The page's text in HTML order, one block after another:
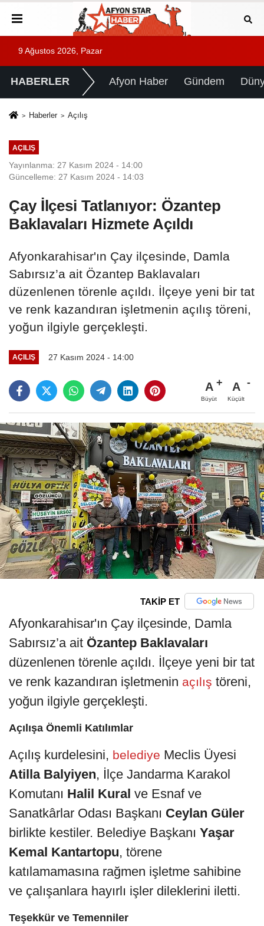
9 Ağustos 2026, Pazar
HABERLER Afyon Haber Gündem
Haberler Açılış
AÇILIŞ
Yayınlanma: 27 Kasım 2024 - 14:00
Güncelleme: 27 Kasım 2024 - 14:03
Çay İlçesi Tatlanıyor: Özantep
Baklavaları Hizmete Açıldı
Afyonkarahisar'ın Çay ilçesinde, Damla
Sabırsız’a ait Özantep Baklavaları
düzenlenen törenle açıldı. İlçeye yeni bir tat
ve renk kazandıran işletmenin açılış töreni,
yoğun ilgiyle gerçekleşti.
AÇILIŞ 27 Kasım 2024 - 14:00
A
Büyüt
A
Küçült
TAKİP ET
Afyonkarahisar'ın Çay ilçesinde, Damla
Sabırsız’a ait Özantep Baklavaları
düzenlenen törenle açıldı. İlçeye yeni bir tat
ve renk kazandıran işletmenin açılış töreni,
yoğun ilgiyle gerçekleşti.
Açılışa Önemli Katılımlar
Açılış kurdelesini, belediye Meclis Üyesi
Atilla Balyiyen, İlçe Jandarma Karakol
Komutanı Halil Kural ve Esnaf ve
Sanatkârlar Odası Başkanı Ceylan Güler
birlikte kestiler. Belediye Başkanı Yaşar
Kemal Kantartopu, törene
katılamamasına rağmen işletme sahibine
ve çalışanlara hayırlı işler dileklerini iletti.
Teşekkür ve Temenniler